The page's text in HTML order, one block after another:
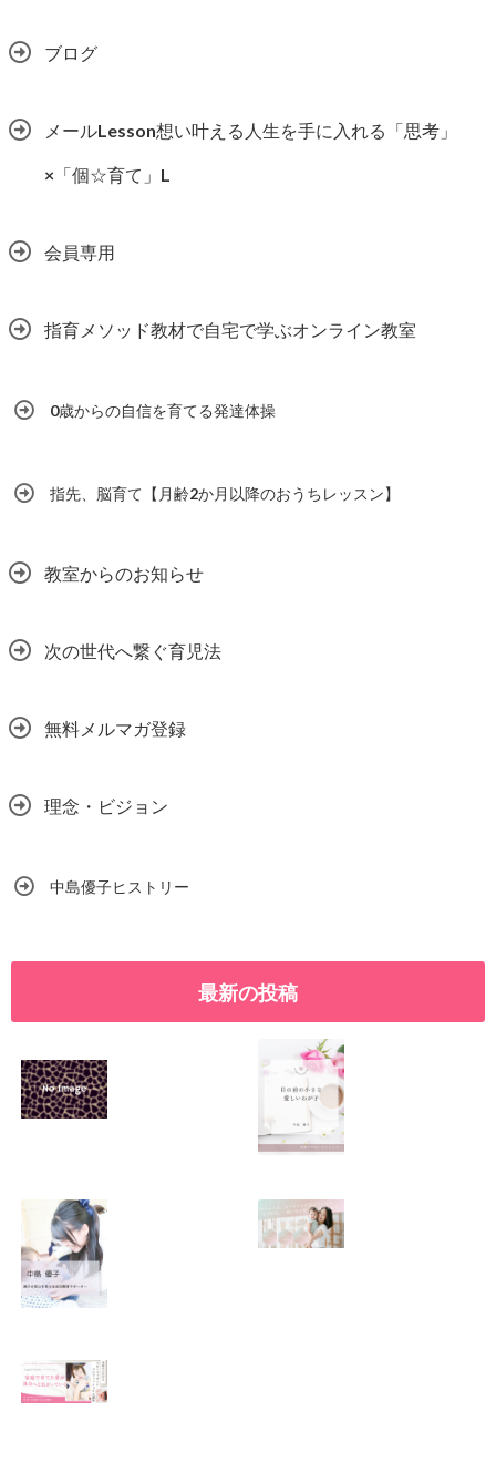
ブログ
メールLesson想い叶える人生を手に入れる「思考」
×「個☆育て」L
会員専用
指育メソッド教材で自宅で学ぶオンライン教室
0歳からの自信を育てる発達体操
指先、脳育て【月齢2か月以降のおうちレッスン】
教室からのお知らせ
次の世代へ繋ぐ育児法
無料メルマガ登録
理念・ビジョン
中島優子ヒストリー
最新の投稿
2026.01.11 2026.01.08
りますように
2026.01.06